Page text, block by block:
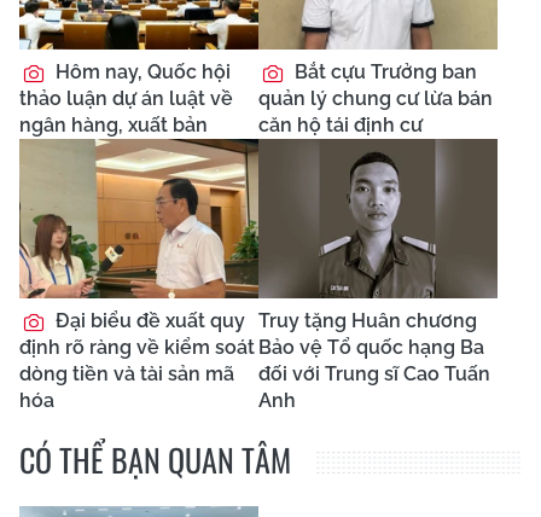
Hôm nay, Quốc hội
thảo luận dự án luật về
ngân hàng, xuất bản
Bắt cựu Trưởng ban
quản lý chung cư lừa bán
căn hộ tái định cư
Đại biểu đề xuất quy
định rõ ràng về kiểm soát
dòng tiền và tài sản mã
hóa
Truy tặng Huân chương
Bảo vệ Tổ quốc hạng Ba
đối với Trung sĩ Cao Tuấn
Anh
CÓ THỂ BẠN QUAN TÂM